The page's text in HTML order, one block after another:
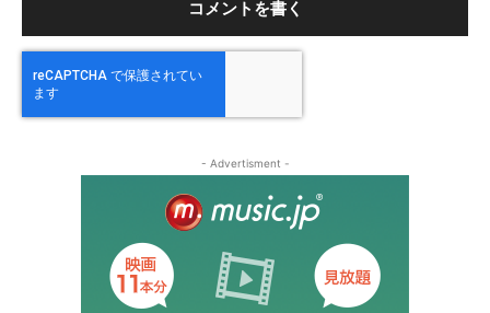
- Advertisment -